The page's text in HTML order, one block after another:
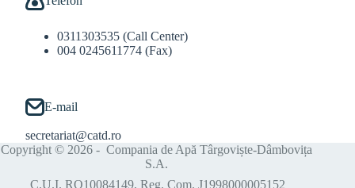
0311303535 (Call Center)
004 0245611774 (Fax)
E-mail
secretariat@catd.ro
Copyright © 2026 - Compania de Apă Târgoviște-Dâmbovița
S.A.
C.U.I. RO10084149, Reg. Com. J1998000005152